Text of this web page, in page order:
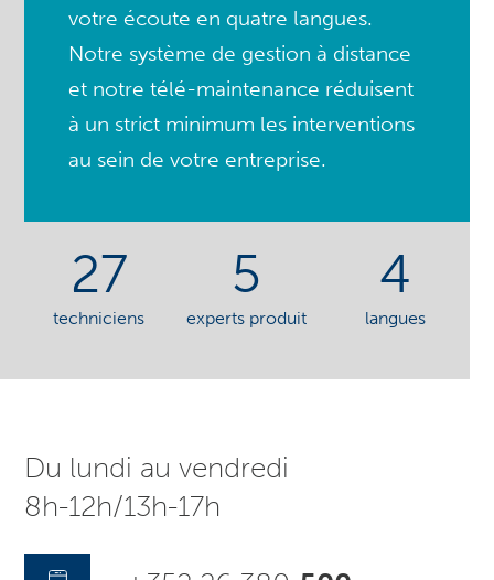
votre écoute en quatre langues.
Notre système de gestion à distance
et notre télé-maintenance réduisent
à un strict minimum les interventions
au sein de votre entreprise.
27
techniciens
5
experts produit
4
langues
Du lundi au vendredi
8h-12h/13h-17h